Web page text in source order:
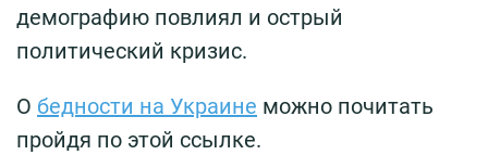
демографию повлиял и острый
политический кризис.
О бедности на Украине можно почитать
пройдя по этой ссылке.